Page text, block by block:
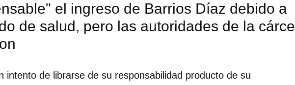
favorito
el ingreso de Barrios Díaz debido a
de salud, pero las autoridades de la cárcel
intento de librarse de su responsabilidad producto de su